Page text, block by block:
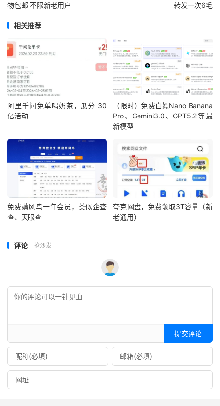
物包邮 不限新老用户
转发一次6毛
相关推荐
阿里千问免单喝奶茶，瓜分 30
亿活动
（限时）免费白嫖Nano Banana
Pro、Gemini3.0、GPT5.2等最
新模型
免费薅风鸟一年会员，类似企查
查、天眼查
夸克网盘，免费领取3T容量（新
老通用）
评论 抢沙发
提交评论